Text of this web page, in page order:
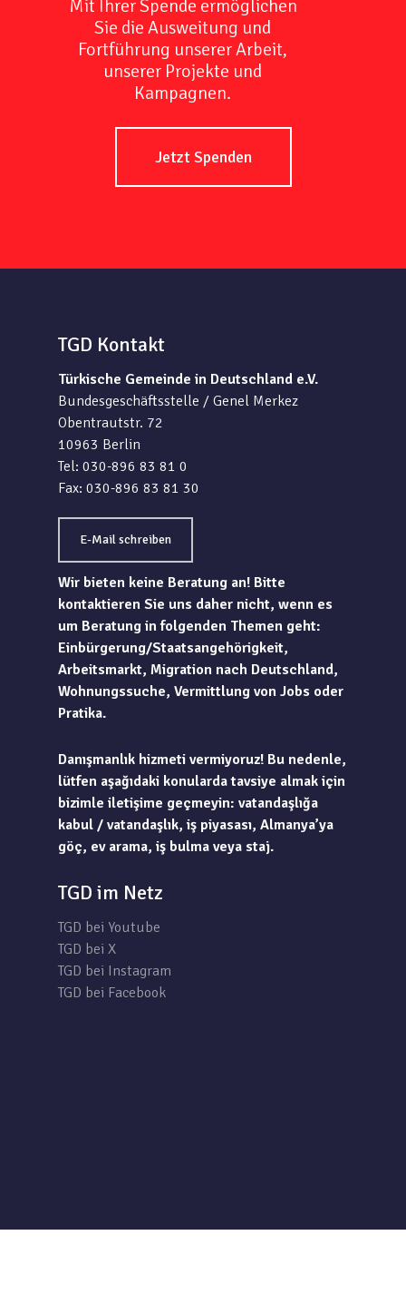
Mit Ihrer Spende ermöglichen
Sie die Ausweitung und
Fortführung unserer Arbeit,
unserer Projekte und
Kampagnen.
Jetzt Spenden
TGD Kontakt
Türkische Gemeinde in Deutschland e.V.
Bundesgeschäftsstelle / Genel Merkez
Obentrautstr. 72
10963 Berlin
Tel: 030-896 83 81 0
Fax: 030-896 83 81 30
E-Mail schreiben
Wir bieten keine Beratung an! Bitte
kontaktieren Sie uns daher nicht, wenn es
um Beratung in folgenden Themen geht:
Einbürgerung/Staatsangehörigkeit,
Arbeitsmarkt, Migration nach Deutschland,
Wohnungssuche, Vermittlung von Jobs oder
Pratika.
Danışmanlık hizmeti vermiyoruz! Bu nedenle,
lütfen aşağıdaki konularda tavsiye almak için
bizimle iletişime geçmeyin: vatandaşlığa
kabul / vatandaşlık, iş piyasası, Almanya’ya
göç, ev arama, iş bulma veya staj.
TGD im Netz
TGD bei Youtube
TGD bei X
TGD bei Instagram
TGD bei Facebook